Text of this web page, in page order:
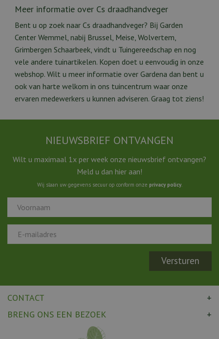
Meer informatie over Cs draadhandveger
Bent u op zoek naar Cs draadhandveger? Bij Garden
Center Wemmel, nabij Brussel, Meise, Wolvertem,
Grimbergen Schaarbeek, vindt u Tuingereedschap en nog
vele andere tuinartikelen. Kopen doet u eenvoudig in onze
webshop. Wilt u meer informatie over Gardena dan bent u
ook van harte welkom in ons tuincentrum waar onze
ervaren medewerkers u kunnen adviseren. Graag tot ziens!
NIEUWSBRIEF ONTVANGEN
Wilt u maximaal 1x per week onze nieuwsbrief ontvangen?
Meld u dan hier aan!
Wij slaan uw gegevens secuur op conform onze privacy policy.
CONTACT
BRENG ONS EEN BEZOEK